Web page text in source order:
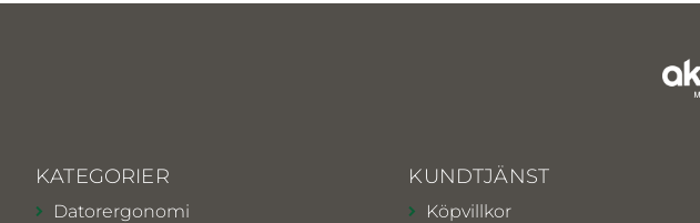
KATEGORIER
Datorergonomi
KUNDTJÄNST
Köpvillkor